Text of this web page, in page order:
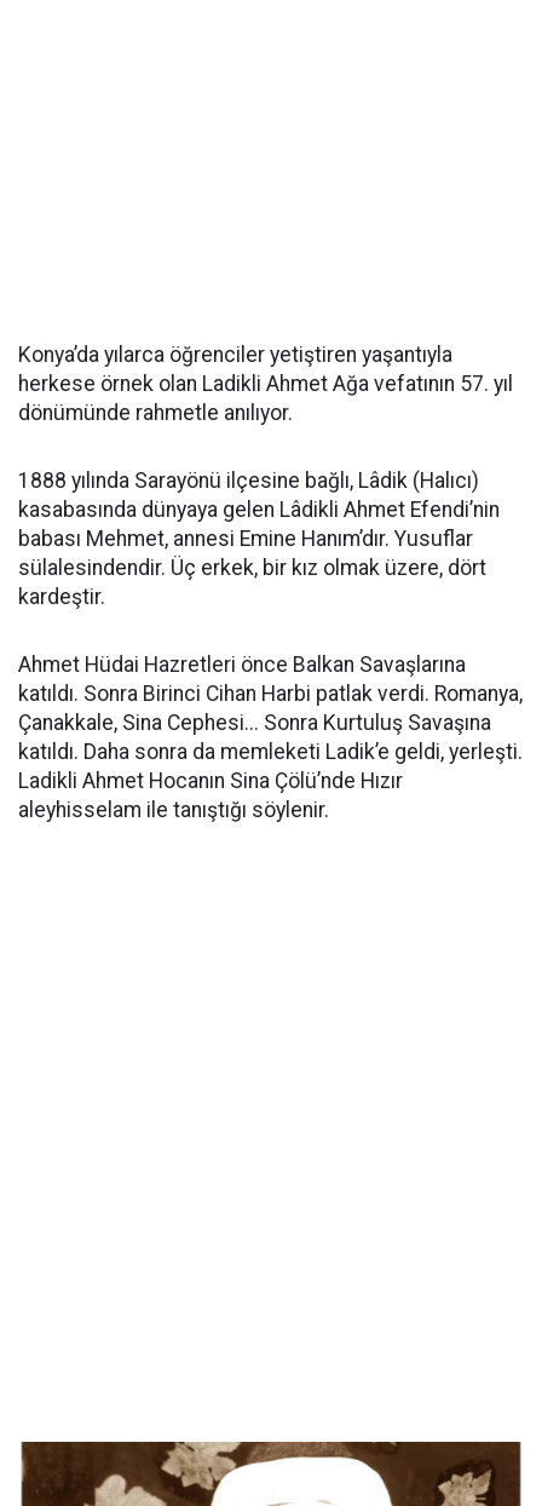
Konya’da yılarca öğrenciler yetiştiren yaşantıyla
herkese örnek olan Ladikli Ahmet Ağa vefatının 57. yıl
dönümünde rahmetle anılıyor.
1888 yılında Sarayönü ilçesine bağlı, Lâdik (Halıcı)
kasabasında dünyaya gelen Lâdikli Ahmet Efendi’nin
babası Mehmet, annesi Emine Hanım’dır. Yusuflar
sülalesindendir. Üç erkek, bir kız olmak üzere, dört
kardeştir.
Ahmet Hüdai Hazretleri önce Balkan Savaşlarına
katıldı. Sonra Birinci Cihan Harbi patlak verdi. Romanya,
Çanakkale, Sina Cephesi... Sonra Kurtuluş Savaşına
katıldı. Daha sonra da memleketi Ladik’e geldi, yerleşti.
Ladikli Ahmet Hocanın Sina Çölü’nde Hızır
aleyhisselam ile tanıştığı söylenir.